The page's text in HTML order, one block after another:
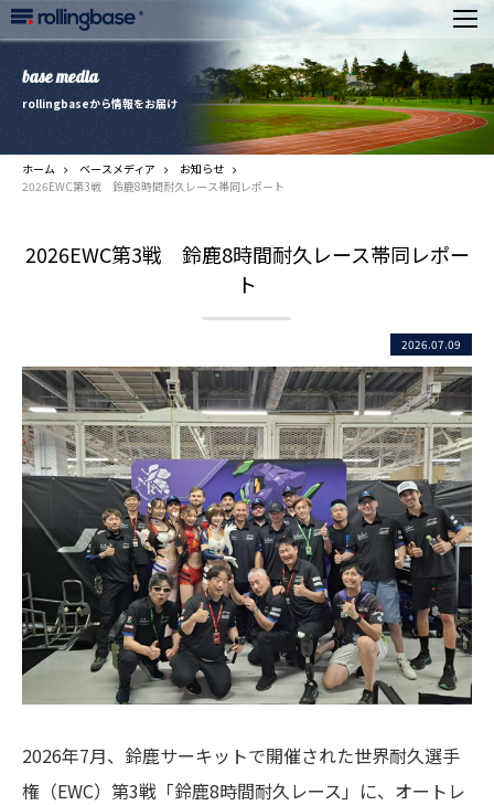
base media
rollingbaseから情報をお届け
ホーム ベースメディア
お知らせ
2026EWC第3戦 鈴鹿8時間耐久レース帯同レポート
2026EWC第3戦 鈴鹿8時間耐久レース帯同レポー
ト
2026.07.09
2026年7月、鈴鹿サーキットで開催された世界耐久選手
権（EWC）第3戦「鈴鹿8時間耐久レース」に、オートレ